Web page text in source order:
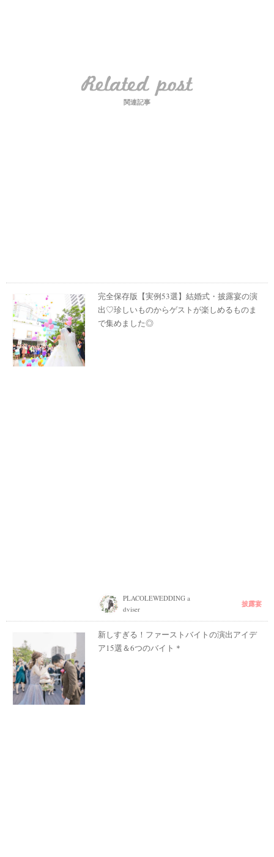
関連記事
完全保存版【実例53選】結婚式・披露宴の演
出♡珍しいものからゲストが楽しめるものま
で集めました◎
PLACOLEWEDDING a
dviser
披露宴
新しすぎる！ファーストバイトの演出アイデ
ア15選＆6つのバイト＊